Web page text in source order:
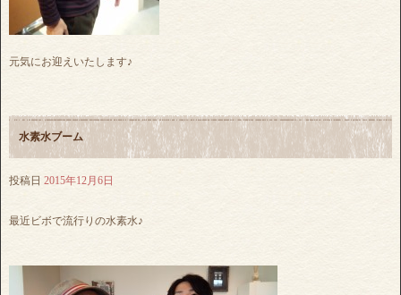
元気にお迎えいたします♪
水素水ブーム
投稿日 2015年12月6日
最近ビボで流行りの水素水♪